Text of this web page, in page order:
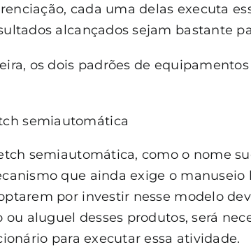
cada uma delas executa
alcançados sejam bastante
os dois padrões de
semiautomática
semiautomática, como o nome
que ainda exige o manuseio
por investir nesse modelo
ou aluguel desses produtos, será
para executar essa atividade.